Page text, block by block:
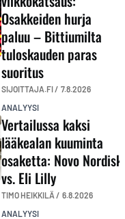
Osakkeiden hurja
paluu – Bittiumilta
tuloskauden paras
suoritus
SIJOITTAJA.FI / 7.8.2026
ANALYYSI
Vertailussa kaksi
lääkealan kuuminta
osaketta: Novo Nordisk
vs. Eli Lilly
TIMO HEIKKILÄ / 6.8.2026
ANALYYSI